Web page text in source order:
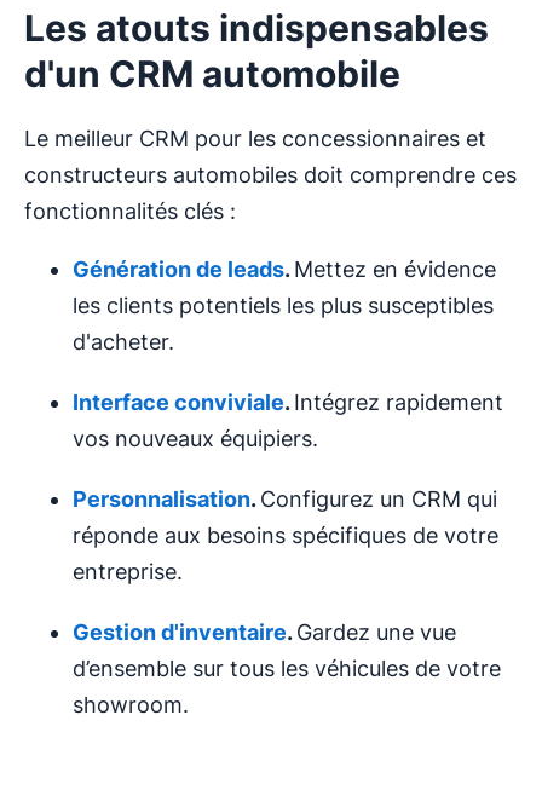
Les atouts indispensables
d'un CRM automobile
Le meilleur CRM pour les concessionnaires et
constructeurs automobiles doit comprendre ces
fonctionnalités clés :
Génération de leads.Mettez en évidence
les clients potentiels les plus susceptibles
d'acheter.
Interface conviviale.Intégrez rapidement
vos nouveaux équipiers.
Personnalisation.Configurez un CRM qui
réponde aux besoins spécifiques de votre
entreprise.
Gestion d'inventaire.Gardez une vue
d’ensemble sur tous les véhicules de votre
showroom.